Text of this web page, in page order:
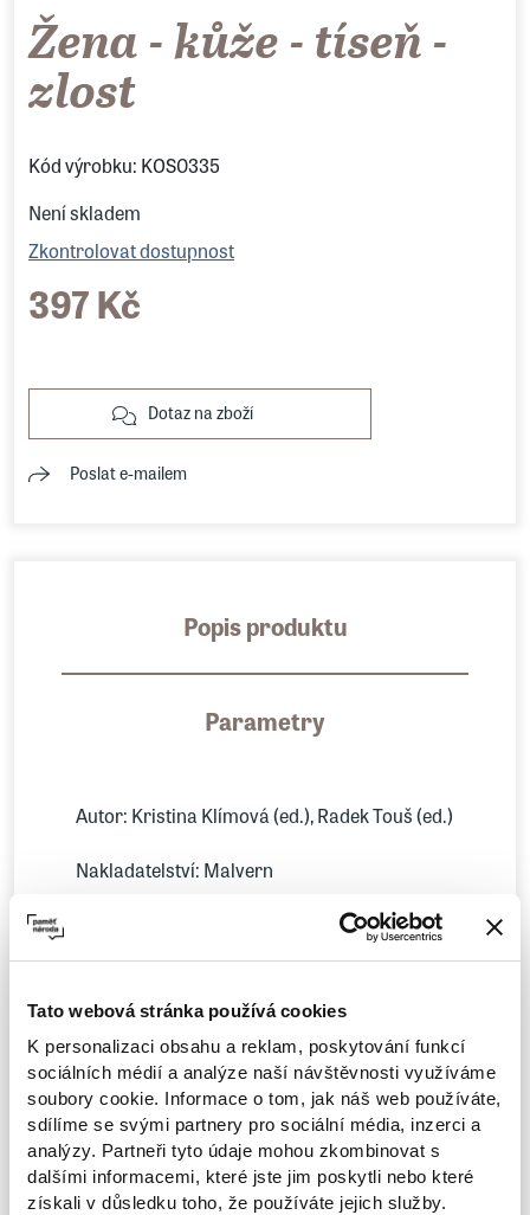
Tato webová stránka používá cookies
K personalizaci obsahu a reklam, poskytování funkcí
sociálních médií a analýze naší návštěvnosti využíváme
soubory cookie. Informace o tom, jak náš web používáte,
sdílíme se svými partnery pro sociální média, inzerci a
analýzy. Partneři tyto údaje mohou zkombinovat s
dalšími informacemi, které jste jim poskytli nebo které
získali v důsledku toho, že používáte jejich služby.
Žena - kůže - tíseň -
zlost
Kód výrobku: KOS0335
Není skladem
Zkontrolovat dostupnost
397 Kč
Dotaz na zboží
Poslat e-mailem
Popis produktu
Parametry
Autor: Kristina Klímová (ed.), Radek Touš (ed.)
Nakladatelství: Malvern
Ženská poezie undergroundu není jednolitá a
už vůbec ne programová. Vyznačuje se silnou
nachází v blues, modlitbě i estetice ošklivosti.
Nejvlastnějším společným rysem textů
zůstává ženský pohled na věc, založený na
osobních zkušenostech básnířek milenek,
matek, uklízeček, exulantek, ale především